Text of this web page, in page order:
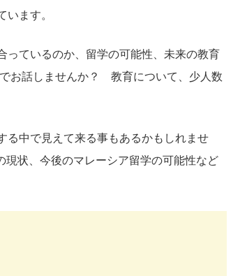
ます。
っているのか、留学の可能性、未来の教育
お話しませんか？ 教育について、少人数
る中で見えて来る事もあるかもしれませ
状、今後のマレーシア留学の可能性など